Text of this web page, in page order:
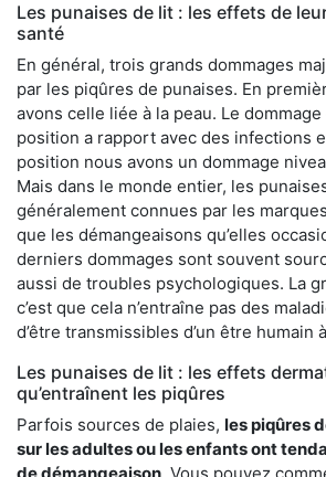
Les punaises de lit : les effets de
santé
En général, trois grands dommages
par les piqûres de punaises. En
avons celle liée à la peau. Le
position a rapport avec des infections
position nous avons un dommage
Mais dans le monde entier, les
généralement connues par les
que les démangeaisons qu’elles
derniers dommages sont souvent
aussi de troubles psychologiques. La
c’est que cela n’entraîne pas des
d’être transmissibles d’un être humain
Les punaises de lit : les effets
qu’entraînent les piqûres
Parfois sources de plaies, les piqûres
sur les adultes ou les enfants ont